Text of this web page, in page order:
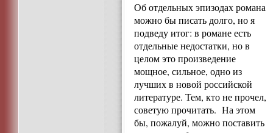
Об отдельных эпизодах романа
можно бы писать долго, но я
подведу итог: в романе есть
отдельные недостатки, но в
целом это произведение
мощное, сильное, одно из
лучших в новой российской
литературе. Тем, кто не прочел,
советую прочитать. На этом
бы, пожалуй, можно поставить